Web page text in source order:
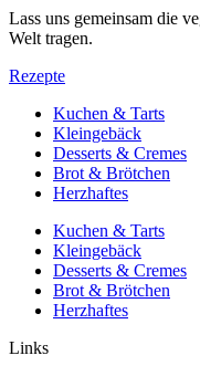
Lass uns gemeinsam die
Welt tragen.
Rezepte
Kuchen & Tarts
Kleingebäck
Desserts & Cremes
Brot & Brötchen
Herzhaftes
Kuchen & Tarts
Kleingebäck
Desserts & Cremes
Brot & Brötchen
Herzhaftes
Links